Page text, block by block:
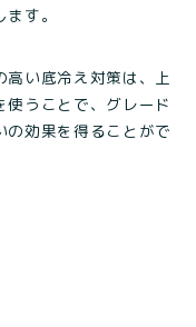
す。
い底冷え対策は、上
うことで、グレード
効果を得ることがで